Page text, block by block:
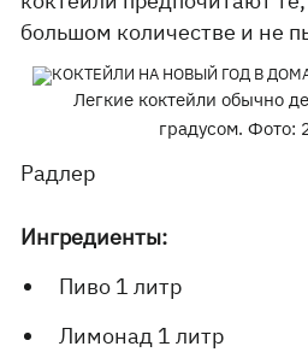
большом количестве и не
Легкие коктейли обычно
градусом. Фото:
Радлер
Ингредиенты:
Пиво 1 литр
Лимонад 1 литр